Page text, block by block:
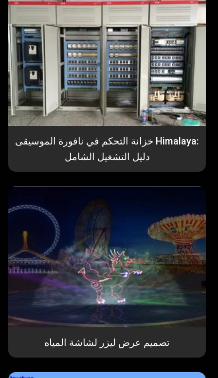
خزانة التحكم في نافورة الموسيقى Himalaya:
دليل التشغيل الشامل
تصميم عرض ليزر لشاشة المياه